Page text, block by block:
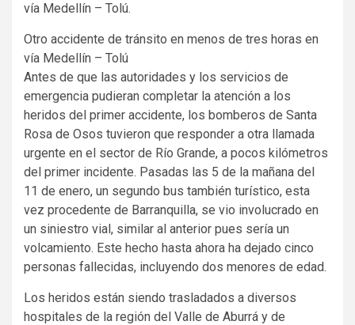
vía Medellín – Tolú.
Otro accidente de tránsito en menos de tres horas en
vía Medellín – Tolú
Antes de que las autoridades y los servicios de
emergencia pudieran completar la atención a los
heridos del primer accidente, los bomberos de Santa
Rosa de Osos tuvieron que responder a otra llamada
urgente en el sector de Río Grande, a pocos kilómetros
del primer incidente. Pasadas las 5 de la mañana del
11 de enero, un segundo bus también turístico, esta
vez procedente de Barranquilla, se vio involucrado en
un siniestro vial, similar al anterior pues sería un
volcamiento. Este hecho hasta ahora ha dejado cinco
personas fallecidas, incluyendo dos menores de edad.
Los heridos están siendo trasladados a diversos
hospitales de la región del Valle de Aburrá y de